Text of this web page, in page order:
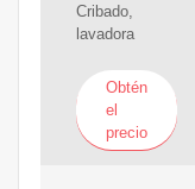
Cribado,
lavadora
Obtén
el
precio